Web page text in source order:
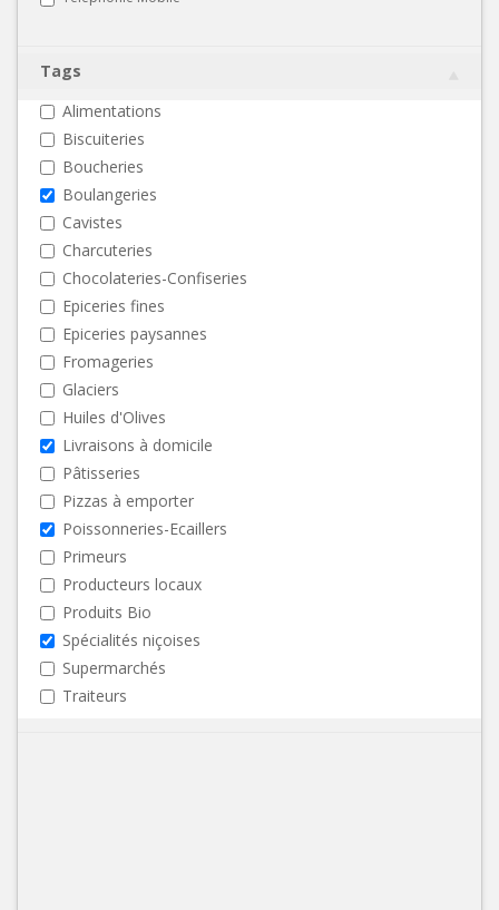
Tags
Alimentations
Biscuiteries
Boucheries
Boulangeries
Cavistes
Charcuteries
Chocolateries-Confiseries
Epiceries fines
Epiceries paysannes
Fromageries
Glaciers
Huiles d'Olives
Livraisons à domicile
Pâtisseries
Pizzas à emporter
Poissonneries-Ecaillers
Primeurs
Producteurs locaux
Produits Bio
Spécialités niçoises
Supermarchés
Traiteurs